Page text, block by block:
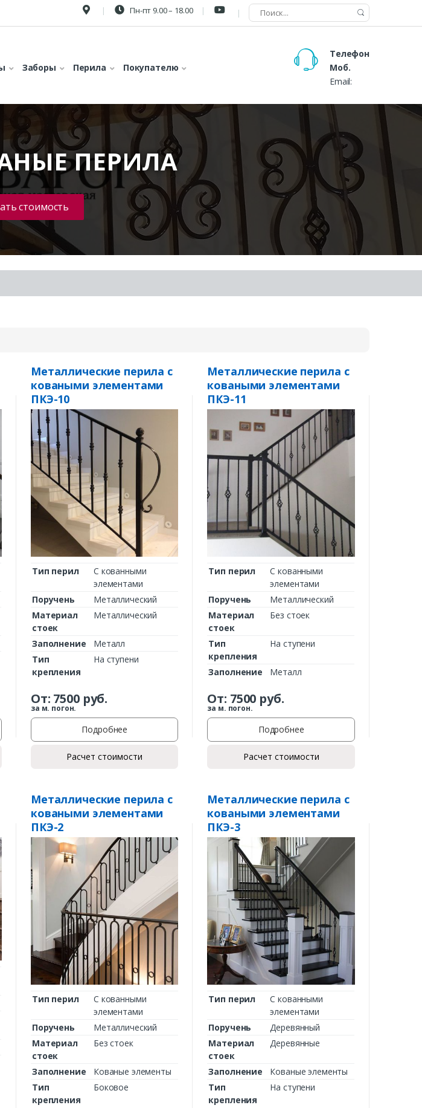
Пн-пт 9.00 – 18.00
Заборы Перила Покупателю
Телефон
Моб.
Email:
ПЕРИЛА
стоимость
Металлические перила с
коваными элементами
ПКЭ-10
Тип перил
С кованными
элементами
Поручень
Металлический
Материал
стоек
Металлический
Заполнение
Металл
Тип
крепления
На ступени
От: 7500руб.
за м. погон.
Подробнее
Расчет стоимости
Металлические перила с
коваными элементами
ПКЭ-11
Тип перил
С кованными
элементами
Поручень
Металлический
Материал
стоек
Без стоек
Тип
крепления
На ступени
Заполнение Металл
От: 7500 руб.
за м. погон.
Подробнее
Расчет стоимости
Металлические перила с
коваными элементами
ПКЭ-2
Тип перил
С кованными
элементами
Поручень
Металлический
Материал
стоек
Без стоек
Заполнение
Кованые элементы
Тип
крепления
Боковое
Металлические перила с
коваными элементами
ПКЭ-3
Тип перил
С кованными
элементами
Поручень
Деревянный
Материал
стоек
Деревянные
Заполнение
Кованые элементы
Тип
крепления
На ступени